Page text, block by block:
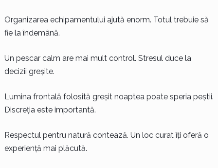
Organizarea echipamentului ajută enorm. Totul trebuie să
fie la îndemână.
Un pescar calm are mai mult control. Stresul duce la
decizii greșite.
Lumina frontală folosită greșit noaptea poate speria peștii.
Discreția este importantă.
Respectul pentru natură contează. Un loc curat îți oferă o
experiență mai plăcută.